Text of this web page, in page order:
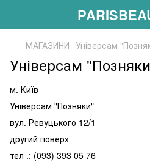
МАГАЗИНИ Універсам
Універсам
м. Київ
Універсам "Позняки"
вул. Ревуцького 12/1
другий поверх
тел .: (093) 393 05 76